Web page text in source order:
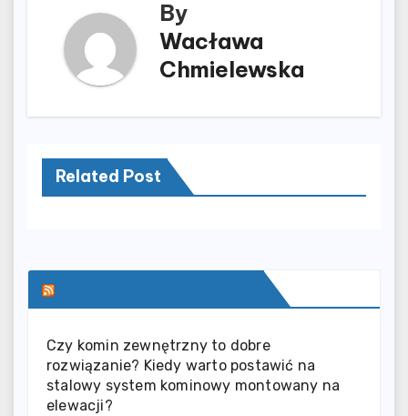
By
Wacława
Chmielewska
Related Post
Czy komin zewnętrzny to dobre
rozwiązanie? Kiedy warto postawić na
stalowy system kominowy montowany na
elewacji?